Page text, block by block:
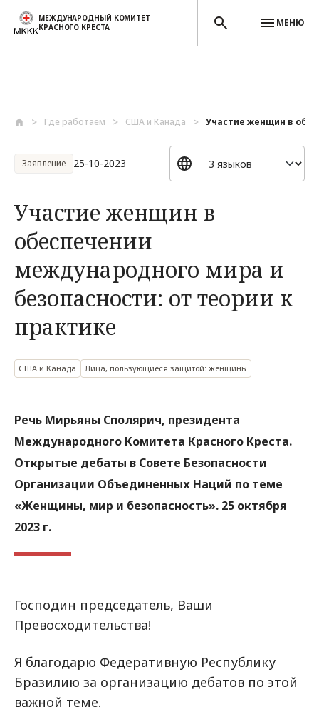
МЕЖДУНАРОДНЫЙ КОМИТЕТ
КРАСНОГО КРЕСТА
МЕНЮ
Где работаем США и Канада Участие женщин в
Заявление 25-10-2023
Участие женщин в
обеспечении
международного мира и
безопасности: от теории к
практике
США и Канада Лица, пользующиеся защитой: женщины
Речь Мирьяны Сполярич, президента
Международного Комитета Красного Креста.
Открытые дебаты в Совете Безопасности
Организации Объединенных Наций по теме
«Женщины, мир и безопасность». 25 октября
2023 г.
Господин председатель, Ваши
Превосходительства!
Я благодарю Федеративную Республику
Бразилию за организацию дебатов по этой
важной теме.